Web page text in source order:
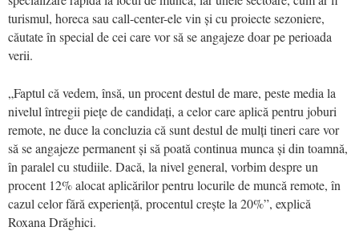
turismul, horeca sau call-center-ele vin și cu proiecte sezoniere,
căutate în special de cei care vor să se angajeze doar pe perioada
verii.
„Faptul că vedem, însă, un procent destul de mare, peste media la
nivelul întregii piețe de candidați, a celor care aplică pentru joburi
remote, ne duce la concluzia că sunt destul de mulți tineri care vor
să se angajeze permanent și să poată continua munca și din toamnă,
în paralel cu studiile. Dacă, la nivel general, vorbim despre un
procent 12% alocat aplicărilor pentru locurile de muncă remote, în
cazul celor fără experiență, procentul crește la 20%”, explică
Roxana Drăghici.